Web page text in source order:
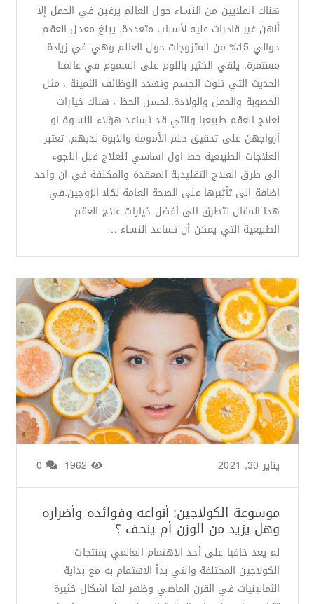
هناك الملايين من النساء حول العالم يرغبن في الحمل إلا
أنهن غير قادرات عليه لأسباب متعددة, يبلغ معدل العقم
حوالي 15% من المتزوجات حول العالم وهي في زيادة
مستمرة. يلقي الكثير باللوم على السموم في عالمنا
الحديث التي تلوث الجسم وتهدد الوظائف الثمينة ، مثل
الخصوبة والحمل والولادة..لحسن الحظ ، هناك خيارات
لعلاج العقم طبيعيا والتي قد تساعد هؤلاء النسوة او
أزواجهن على تحقيق حلم الأمومة والابوة لديهم. تعتبر
العلاجات الطبيعية خط اول اساسي للعلاج قبل اللجوء
الى طرق العلاج التقليدية المعقدة والمكلفة في ان واحد
اضافة الى تأثيرها على الصحة العامة لكلا الزوجين.في
هذا المقال نتطرق الى أفضل خيارات علاج العقم
الطبيعية التي يمكن أن تساعد النساء …
من طرف يناير 30, 2021
موسوعة الكولاجين: أنواعه وفوائده وأضراره
وهل يزيد من الوزن أم ينحف ؟
لم يعد خافيا على أحد الاهتمام العالمي بمنتجات
الكولاجين المختلفة والتي بدأ الاهتمام به مع بداية
الثمانينيات في القرن الماضي وظهر لها اشكال كثيرة